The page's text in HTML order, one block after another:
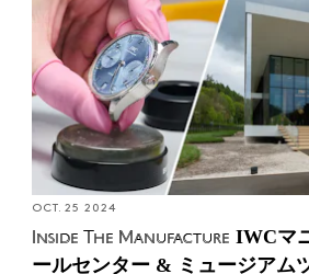
OCT. 25 2024
Inside The Manufacture IWCマ
ールセンター & ミュージアム